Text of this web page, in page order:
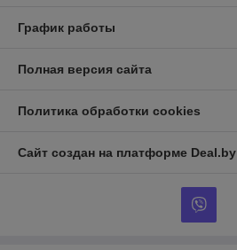
График работы
Полная версия сайта
Политика обработки cookies
Сайт создан на платформе Deal.by